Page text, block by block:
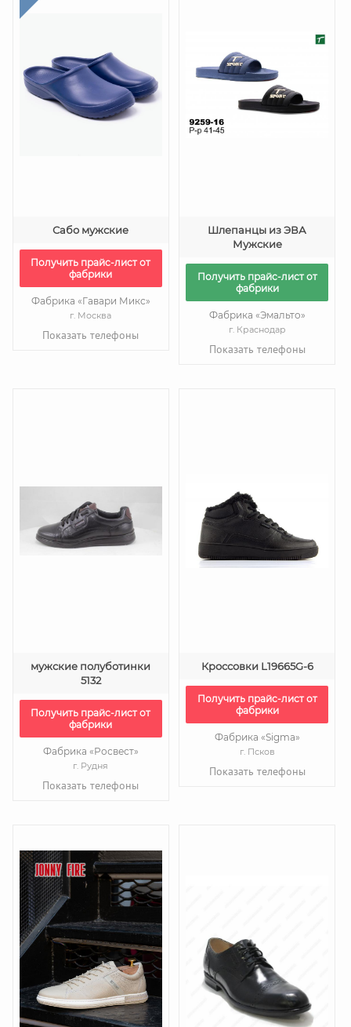
Сабо мужские
Получить прайс-лист от
фабрики
Фабрика «Гавари Микс»
г. Москва
Показать телефоны
Шлепанцы из ЭВА
Мужские
Получить прайс-лист от
фабрики
Фабрика «Эмальто»
г. Краснодар
Показать телефоны
мужские полуботинки
5132
Получить прайс-лист от
фабрики
Фабрика «Росвест»
г. Рудня
Показать телефоны
Кроссовки L19665G-6
Получить прайс-лист от
фабрики
Фабрика «Sigma»
г. Псков
Показать телефоны